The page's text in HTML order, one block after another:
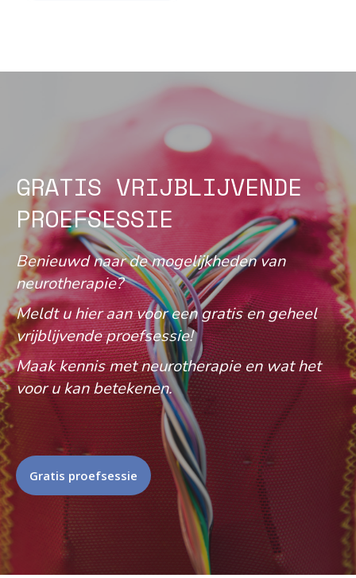
GRATIS VRIJBLIJVENDE
PROEFSESSIE
Benieuwd naar de mogelijkheden van
neurotherapie?
Meldt u hier aan voor een gratis en geheel
vrijblijvende proefsessie!
Maak kennis met neurotherapie en wat het
voor u kan betekenen.
Gratis proefsessie